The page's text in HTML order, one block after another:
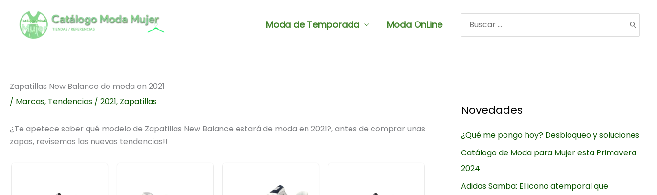
contenido
Moda de Temporada Moda OnLine
Buscar
Zapatillas New Balance de moda en 2021
/ Marcas, Tendencias / 2021, Zapatillas
¿Te apetece saber qué modelo de Zapatillas New Balance estará de moda en 2021?, antes de comprar unas
zapas, revisemos las nuevas tendencias!!
Novedades
¿Qué me pongo hoy? Desbloqueo y soluciones
Catálogo de Moda para Mujer esta Primavera
2024
Adidas Samba: El icono atemporal que